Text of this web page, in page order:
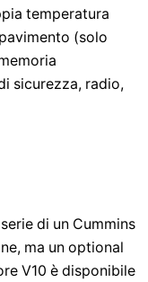
temperatura
(solo
sicurezza, radio,
di un Cummins
ma un optional
V10 è disponibile